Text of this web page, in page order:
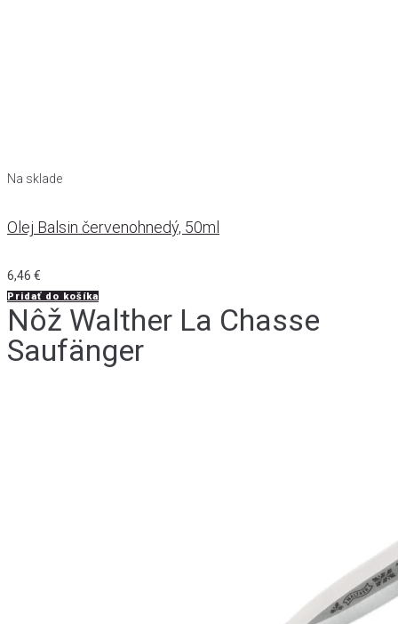
Na sklade
Olej Balsin červenohnedý, 50ml
6,46 €
Pridať do košíka
Nôž Walther La Chasse
Saufänger